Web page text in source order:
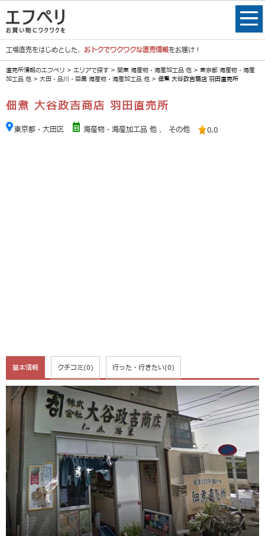
工場直売をはじめとした、 おトクでワクワクな直売情報をお届け！
直売所情報のエフペリ > エリアで探す > 関東 海産物・海産加工品 他 > 東京都 海産物・海産
加工品 他 > 大田・品川・目黒 海産物・海産加工品 他 > 佃煮 大谷政吉商店 羽田直売所
佃煮 大谷政吉商店 羽田直売所
東京都・大田区 海産物・海産加工品 他 、 その他 0.0
基本情報 クチコミ(0) 行った・行きたい(0)